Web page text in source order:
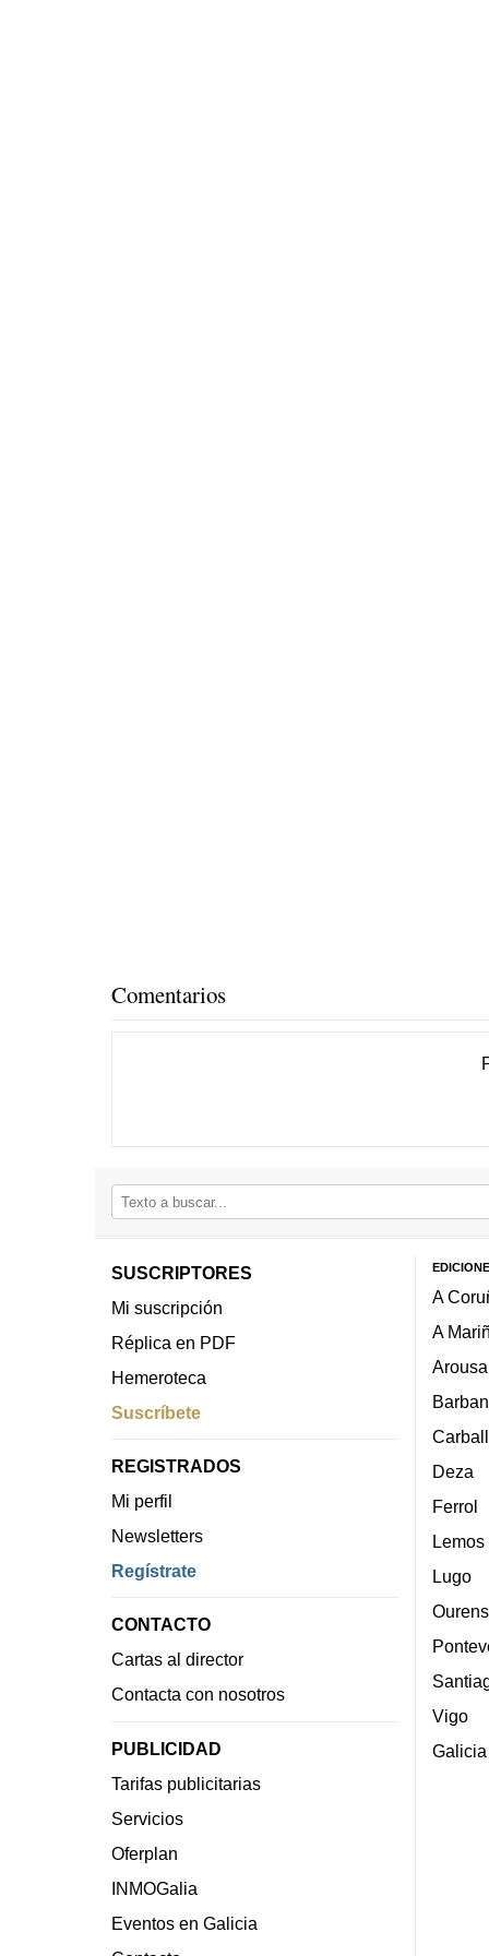
Comentarios
SUSCRIPTORES
Mi suscripción
Réplica en PDF
Hemeroteca
Suscríbete
REGISTRADOS
Mi perfil
Newsletters
Regístrate
CONTACTO
Cartas al director
Contacta con nosotros
PUBLICIDAD
Tarifas publicitarias
Servicios
Oferplan
INMOGalia
Eventos en Galicia
A
A
Arousa
Deza
Ferrol
Lemos
Lugo
Vigo